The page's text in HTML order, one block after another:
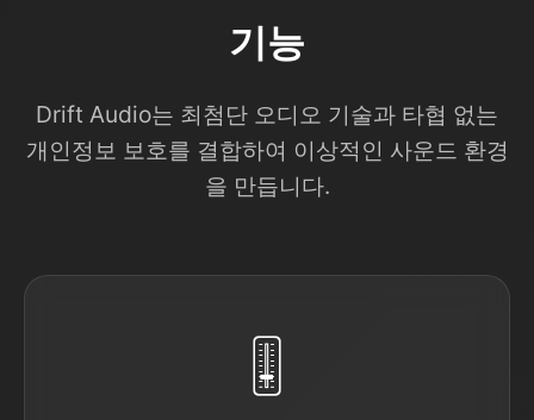
기능
Drift Audio는 최첨단 오디오 기술과 타협 없는
개인정보 보호를 결합하여 이상적인 사운드 환경
을 만듭니다.
🎚️